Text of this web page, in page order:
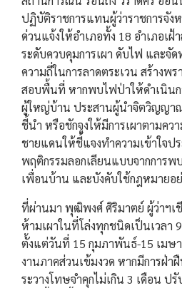
ปฏิบัติราชการแทนผู้ว่าราชการจัง
ด่วนแจ้งให้อำเภอทั้ง 18 อำเภอเ
ระดับควบคุมการเผา ดับไฟ และจั
ความถี่ในการลาดตระเวน สร้างพ
สอบพื้นที่ หากพบไฟป่าให้ดำเนิน
ผู้ใหญ่บ้าน ประสานผู้นำจิตวิญญาณ
ชี้นำ หรือชักจูงให้มีการเผาตามคว
ชายแดนให้ชี้แจงทำความเข้าใจป
พฤติกรรมลอกเลียนแบบจากการพ
เพื่อนบ้าน และบังคับใช้กฎหมายอย่
ที่ผ่านมา พุฒิพงศ์ ศิริมาตย์ ผู้ว่าฯเชี
ห้ามเผาในที่โล่งทุกชนิดเป็นเวลา
ตั้งแต่วันที่ 15 กุมภาพันธ์-15 เมษ
งานภาคส่วนเข้มงวด หากมีการฝ่า
ระวางโทษจำคุกไม่เกิน 3 เดือน ป